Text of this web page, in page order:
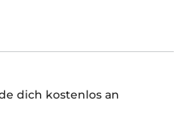
dich kostenlos an